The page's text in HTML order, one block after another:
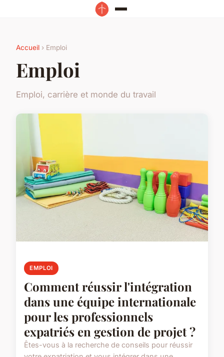
Accueil › Emploi
Emploi
Emploi, carrière et monde du travail
EMPLOI
Comment réussir l'intégration
dans une équipe internationale
pour les professionnels
expatriés en gestion de projet ?
Êtes-vous à la recherche de conseils pour réussir